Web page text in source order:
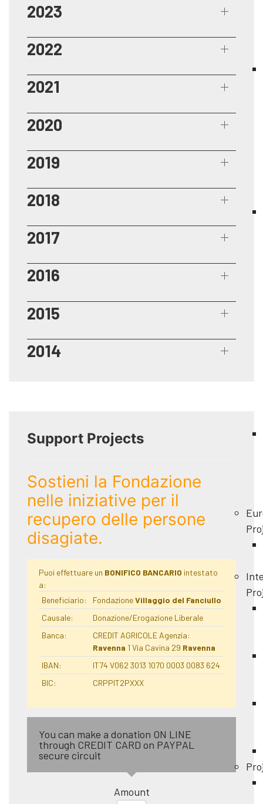
2023
2022
2021
2020
2019
2018
2017
2016
2015
2014
Support Projects
Sostieni la Fondazione
nelle iniziative per il
recupero delle persone
disagiate.
Puoi effettuare un BONIFICO BANCARIO intestato
a:
Beneficiario:
FondazioneVillaggio del Fanciullo
Causale:
Donazione/Erogazione Liberale
Banca:
CREDIT AGRICOLE Agenzia:
Ravenna 1 Via Cavina 29 Ravenna
IBAN:
IT74 V062 3013 1070 0003 0083 624
BIC:
CRPPIT2PXXX
You can make a donation ON LINE
through CREDIT CARD on PAYPAL
secure circuit
Amount